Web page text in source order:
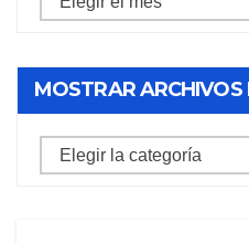
por
mes
MOSTRAR
mostrar